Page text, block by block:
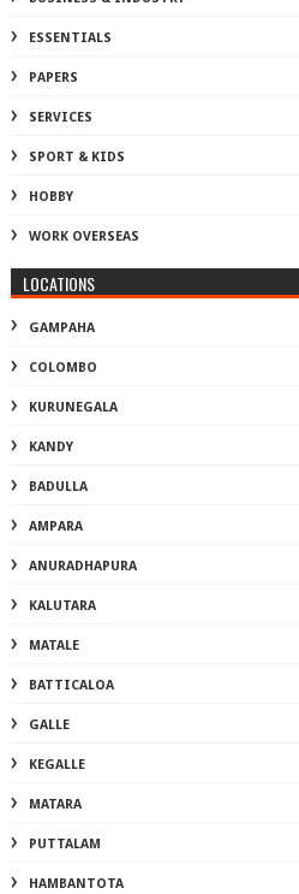
ESSENTIALS
PAPERS
SERVICES
SPORT & KIDS
HOBBY
WORK OVERSEAS
LOCATIONS
GAMPAHA
COLOMBO
KURUNEGALA
KANDY
BADULLA
AMPARA
ANURADHAPURA
KALUTARA
MATALE
BATTICALOA
GALLE
KEGALLE
MATARA
PUTTALAM
HAMBANTOTA